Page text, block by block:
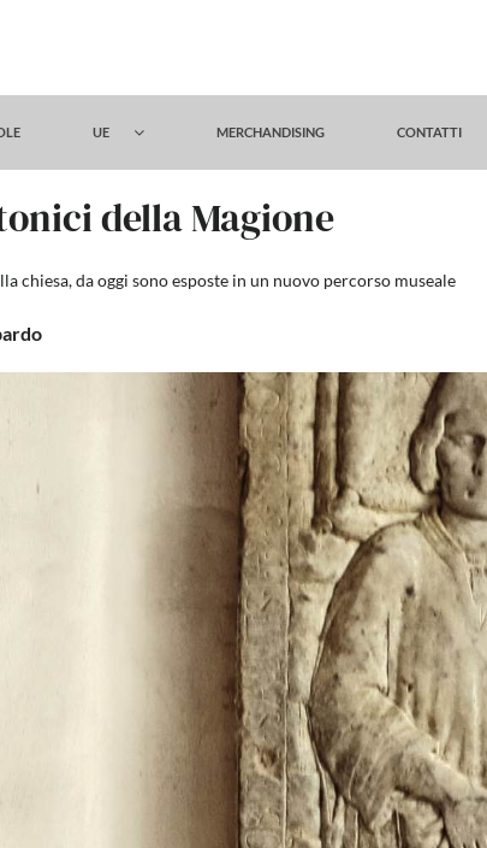
UE MERCHANDISING CONTATTI
della Magione
da oggi sono esposte in un nuovo percorso museale